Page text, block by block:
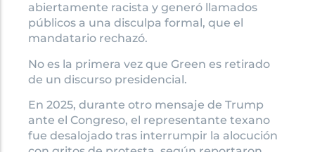
abiertamente racista y generó llamados
públicos a una disculpa formal, que el
mandatario rechazó.
No es la primera vez que Green es retirado
de un discurso presidencial.
En 2025, durante otro mensaje de Trump
ante el Congreso, el representante texano
fue desalojado tras interrumpir la alocución